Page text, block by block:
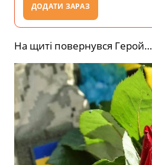
ДОДАТИ ЗАРАЗ
На щиті повернувся Герой…